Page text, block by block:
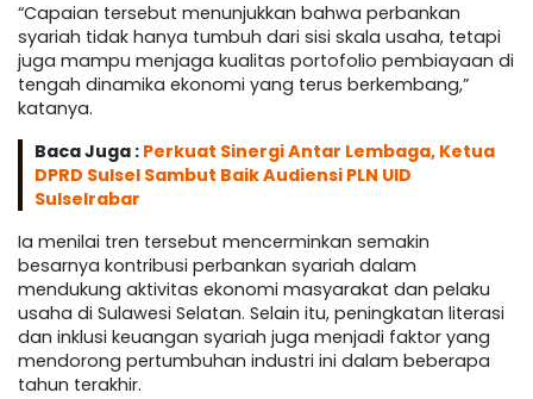
“Capaian tersebut menunjukkan bahwa perbankan
syariah tidak hanya tumbuh dari sisi skala usaha, tetapi
juga mampu menjaga kualitas portofolio pembiayaan di
tengah dinamika ekonomi yang terus berkembang,”
katanya.
Baca Juga : Perkuat Sinergi Antar Lembaga, Ketua
DPRD Sulsel Sambut Baik Audiensi PLN UID
Sulselrabar
Ia menilai tren tersebut mencerminkan semakin
besarnya kontribusi perbankan syariah dalam
mendukung aktivitas ekonomi masyarakat dan pelaku
usaha di Sulawesi Selatan. Selain itu, peningkatan literasi
dan inklusi keuangan syariah juga menjadi faktor yang
mendorong pertumbuhan industri ini dalam beberapa
tahun terakhir.